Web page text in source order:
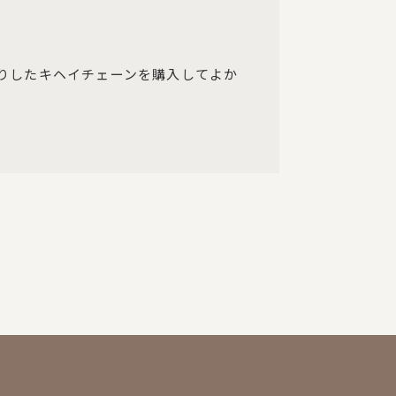
したキヘイチェーンを購入してよか